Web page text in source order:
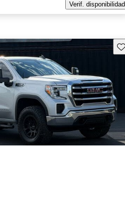
Verif. disponibilidad